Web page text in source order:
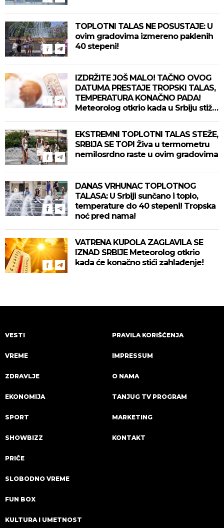
TOPLOTNI TALAS NE POSUSTAJE: U
ovim gradovima izmereno paklenih
40 stepeni!
IZDRŽITE JOŠ MALO! TAČNO OVOG
DATUMA PRESTAJE TROPSKI TALAS,
TEMPERATURA KONAČNO PADA!
Meteorolog otkrio kada u Srbiju stiže
EKSTREMNI TOPLOTNI TALAS STEŽE,
SRBIJA SE TOPI Živa u termometru
nemilosrdno raste u ovim gradovima
DANAS VRHUNAC TOPLOTNOG
TALASA: U Srbiji sunčano i toplo,
temperature do 40 stepeni! Tropska
noć pred nama!
VATRENA KUPOLA ZAGLAVILA SE
IZNAD SRBIJE Meteorolog otkrio
kada će konačno stići zahlađenje!
VESTI
VREME
ZDRAVLJE
EKONOMIJA
SPORT
SHOWBIZZ
PRIČE
SLOBODNO VREME
FUN BOX
KULTURA I UMETNOST
PRAVILA KORIŠĆENJA
IMPRESSUM
O NAMA
TANJUG TV PROGRAM
MARKETING
KONTAKT